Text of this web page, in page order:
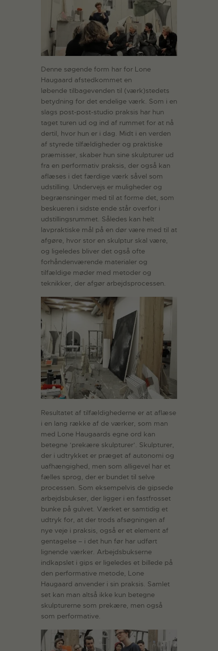
Denne søgende form har for Lone
Haugaard afstedkommet en
løbende tilbagevenden til (værk)stedets
betydning for det endelige værk. Som i en
slags post-post-studio praksis har hun
taget turen ud og ind af rummet for at nå
dertil, hvor hun er i dag. Midt i en verden
af styrede tilfældigheder og praktiske
præmisser, skaber hun sine skulpturer ud
fra en performativ praksis, der også kan
aflæses i det færdige værk såvel som
udstilling. Undervejs er muligheder og
begrænsninger med til at forme det, som
beskueren i sidste ende står overfor i
udstillingsrummet. Således kan helt
lavpraktiske mål på en dør være med til at
afgøre, hvor stor en skulptur skal være,
og ligeledes bliver det også ofte
forhåndenværende materialer og
tilfældige møder med metoder og
teknikker, der afgør arbejdsprocessen.
Resultatet af tilfældighederne er at aflæse
i en lang række af de værker, som man
med Lone Haugaards egne ord kan
betegne ’prekære skulpturer’. Skulpturer,
der i udtrykket er præget af autonomi og
uafhængighed, men som alligevel har et
fælles sprog, der er bundet til selve
processen. Som eksempelvis de gipsede
arbejdsbukser, der ligger i en fastfrosset
bunke på gulvet. Værket er samtidig et
udtryk for, at der trods afsøgningen af
nye veje i praksis, også er et element af
gentagelse – i det hun før har udført
lignende værker. Arbejdsbukserne
indkapslet i gips er ligeledes et billede på
den performative metode, Lone
Haugaard anvender i sin praksis. Samlet
set kan man altså ikke kun betegne
skulpturerne som prekære, men også
som performative.